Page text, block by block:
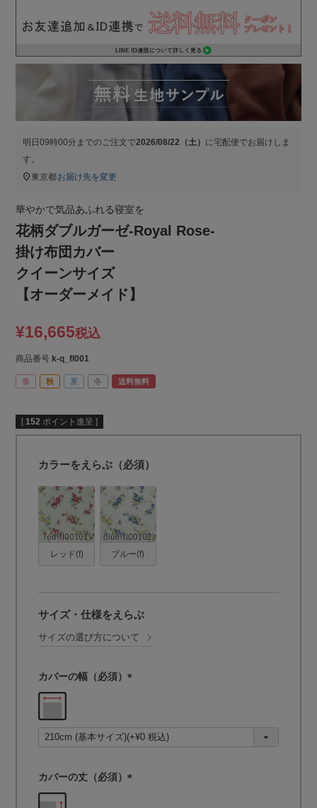
明日09時00分 までのご注文で2026/08/22（土） に 宅配便でお届けしま
す。
東京都お届け先を変更
華やかで気品あふれる寝室を
花柄ダブルガーゼ-Royal Rose-
掛け布団カバー
クイーンサイズ
【オーダーメイド】
¥16,665税込
商品番号 k-q_fl001
春 秋 夏 冬 送料無料
[ 152 ポイント進呈 ]
カラーをえらぶ（必須）
レッド(f) ブルー(f)
サイズ・仕様をえらぶ
サイズの選び方について
カバーの幅（必須）
須
)
カバーの丈（必須）